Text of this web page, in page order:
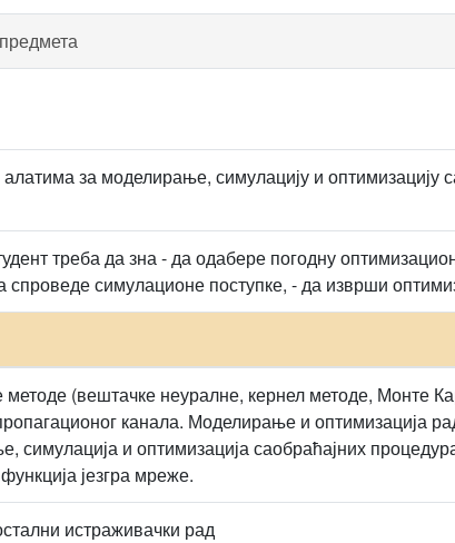
за моделирање, симулацију и оптимизацију
треба да зна - да одабере погодну
симулационе поступке, - да изврши
(вештачке неуралне, кернел методе, Монте
канала. Моделирање и оптимизација
симулација и оптимизација саобраћајних
језгра мреже.
истраживачки рад